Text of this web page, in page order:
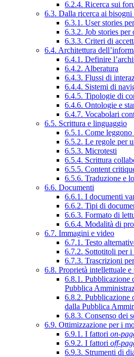
6.2.4. Ricerca sui
6.3. Dalla ricerca ai bisogni
6.3.1. User stories
6.3.2. Job stories
6.3.3. Criteri di
6.4. Architettura
6.4.1. Definire
6.4.2. Alberatura
6.4.3. Flussi di
6.4.4. Sistemi di
6.4.5. Tipologie di
6.4.6. Ontologie e
6.4.7. Vocabolari
6.5. Scrittura e linguaggio
6.5.1. Come
6.5.2. Le regole per
6.5.3. Microtesti
6.5.4. Scrittura
6.5.5. Content
6.5.6. Traduzione e
6.6. Documenti
6.6.1. I documenti
6.6.2. Tipi di
6.6.3. Formato di
6.6.4. Modalità di
6.7. Immagini e video
6.7.1. Testo
6.7.2. Sottotitoli per i
6.7.3. Trascrizioni
6.8. Proprietà intellettuale
6.8.1. Pubblicazione
Pubblica
6.8.2. Pubblicazione
dalla Pubblica
6.8.3. Consenso dei
6.9. Ottimizzazione per i
6.9.1. I fattori on-
6.9.2. I fattori off-
6.9.3. Strumenti di